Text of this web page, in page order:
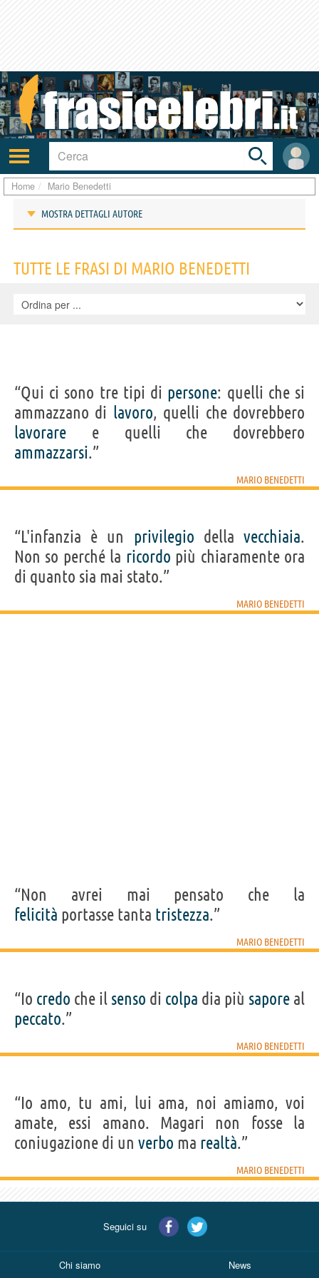
Attiva/disattiva
navigazione
User
area
Toggle
search
bar
Home Mario Benedetti
MOSTRA DETTAGLI AUTORE
IDENTIKIT E DATI ANAGRAFICI
Nome
Cognome Benedetti
14 settembre 1920 a Paso de los Toros
Morto 17 maggio 2009 a Montevideo
Sesso maschile
Professione poeta
Frasi, citazioni e aforismi di Mario Benedetti
5IN ITALIANO
“L'infanzia è un privilegio della vecchiaia. Non so
TUTTE LE FRASI DI MARIO BENEDETTI
“Qui ci sono tre tipi di persone: quelli che si
ammazzano di lavoro, quelli che dovrebbero
lavorare e quelli che dovrebbero
ammazzarsi.”
MARIO BENEDETTI
“L'infanzia è un privilegio dellavecchiaia.
Non so perché la ricordo più chiaramente ora
di quanto sia mai stato.”
MARIO BENEDETTI
“Non avrei mai pensato che la
felicità portasse tanta tristezza.”
MARIO BENEDETTI
“Io credo che il senso di colpa dia più sapore al
peccato.”
MARIO BENEDETTI
“Io amo, tu ami, lui ama, noi amiamo, voi
amate, essi amano. Magari non fosse la
coniugazione di un verbo ma realtà.”
MARIO BENEDETTI
Seguici su
Chi siamo News